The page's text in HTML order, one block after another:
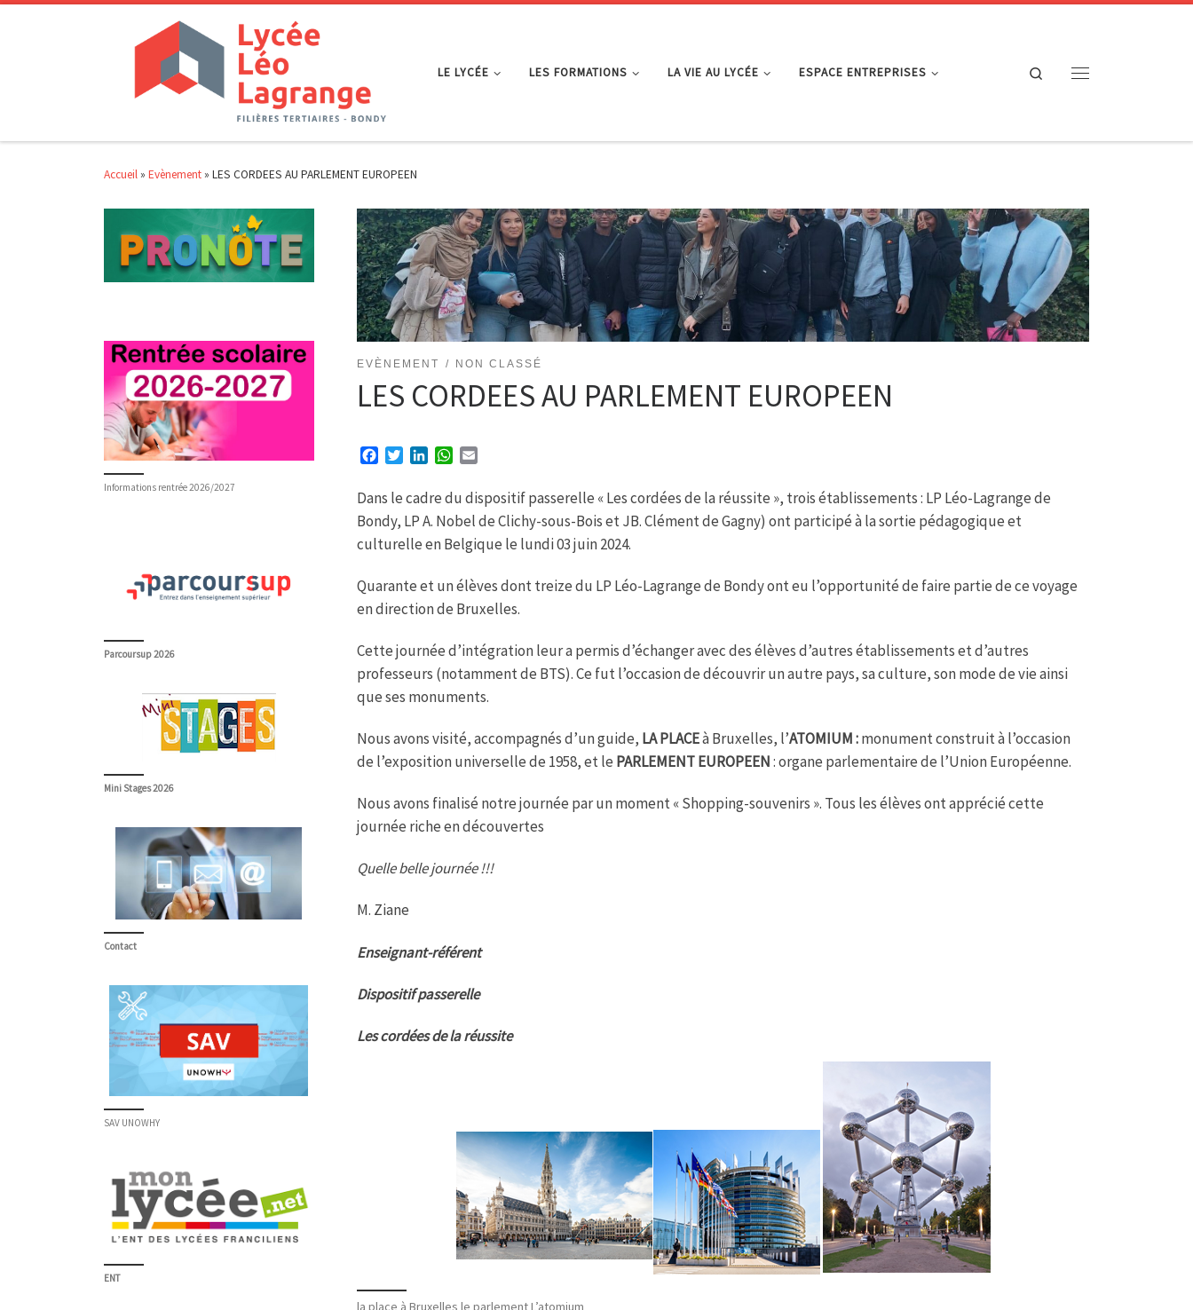
LE LYCÉE LES FORMATIONS LA VIE AU LYCÉE ESPACE ENTREPRISES
Search
Accueil » Evènement » LES CORDEES AU PARLEMENT EUROPEEN
EVÈNEMENT NON CLASSÉ
LES CORDEES AU PARLEMENT EUROPEEN
e
b
o
k
t
t
e
k
e
d
n
W
t
s
A
p
i
l
Dans le cadre du dispositif passerelle « Les cordées de la réussite », trois établissements : LP Léo-Lagrange de
Bondy, LP A. Nobel de Clichy-sous-Bois et JB. Clément de Gagny) ont participé à la sortie pédagogique et
culturelle en Belgique le lundi 03 juin 2024.
Quarante et un élèves dont treize du LP Léo-Lagrange de Bondy ont eu l’opportunité de faire partie de ce voyage
en direction de Bruxelles.
Cette journée d’intégration leur a permis d’échanger avec des élèves d’autres établissements et d’autres
professeurs (notamment de BTS). Ce fut l’occasion de découvrir un autre pays, sa culture, son mode de vie ainsi
que ses monuments.
Nous avons visité, accompagnés d’un guide, LA PLACEà Bruxelles, l’ATOMIUM :monument construit à l’occasion
de l’exposition universelle de 1958, et le PARLEMENT EUROPEEN: organe parlementaire de l’Union Européenne.
Nous avons finalisé notre journée par un moment « Shopping-souvenirs ». Tous les élèves ont apprécié cette
journée riche en découvertes
Quelle belle journée !!!
M. Ziane
Enseignant-référent
Dispositif passerelle
Les cordées de la réussite
la place à Bruxelles le parlement L’atomium
Informations rentrée 2026/2027
Parcoursup 2026
Mini Stages 2026
Contact
SAV UNOWHY
ENT